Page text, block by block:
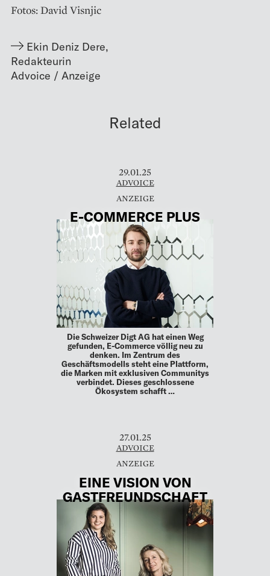
Fotos: David Visnjic
Ekin Deniz Dere,
Redakteurin
Related
29.01.25
ADVOICE
E-COMMERCE PLUS
Die Schweizer Digt AG hat einen Weg
gefunden, E-Commerce völlig neu zu
denken. Im Zentrum des
Geschäftsmodells steht eine Plattform,
die Marken mit exklusiven Communitys
verbindet. Dieses geschlossene
Ökosystem schafft …
27.01.25
ADVOICE
EINE VISION VON
GASTFREUNDSCHAFT